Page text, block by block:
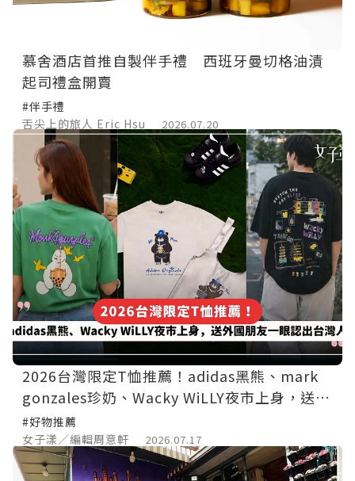
慕舍酒店首推自製伴手禮 西班牙曼切格油漬
起司禮盒開賣
#伴手禮
舌尖上的旅人 Eric Hsu
2026.07.20
2026台灣限定T恤推薦！adidas黑熊、mark
gonzales珍奶、Wacky WiLLY夜市上身，送外
國朋友一眼認出台灣人
#好物推薦
女子漾／編輯周意軒
2026.07.17